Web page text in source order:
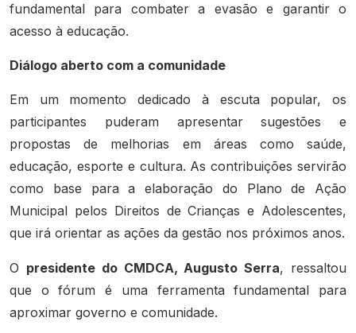
fundamental para combater a evasão e garantir o
acesso à educação.
Diálogo aberto com a comunidade
Em um momento dedicado à escuta popular, os
participantes puderam apresentar sugestões e
propostas de melhorias em áreas como saúde,
educação, esporte e cultura. As contribuições servirão
como base para a elaboração do Plano de Ação
Municipal pelos Direitos de Crianças e Adolescentes,
que irá orientar as ações da gestão nos próximos anos.
O presidente do CMDCA, Augusto Serra, ressaltou
que o fórum é uma ferramenta fundamental para
aproximar governo e comunidade.